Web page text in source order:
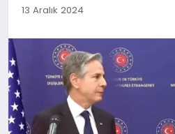
SPOR
TEKNOLOJI
YAŞAM
13 Aralık 2024